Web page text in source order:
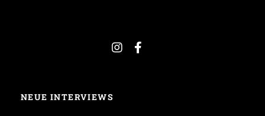
NEUE INTERVIEWS